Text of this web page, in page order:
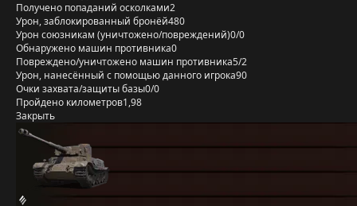
Получено попаданий осколками2
Урон, заблокированный бронёй480
Урон союзникам (уничтожено/повреждений)0/0
Обнаружено машин противника0
Повреждено/уничтожено машин противника5/2
Урон, нанесённый с помощью данного игрока90
Очки захвата/защиты базы0/0
Пройдено километров1,98
Закрыть